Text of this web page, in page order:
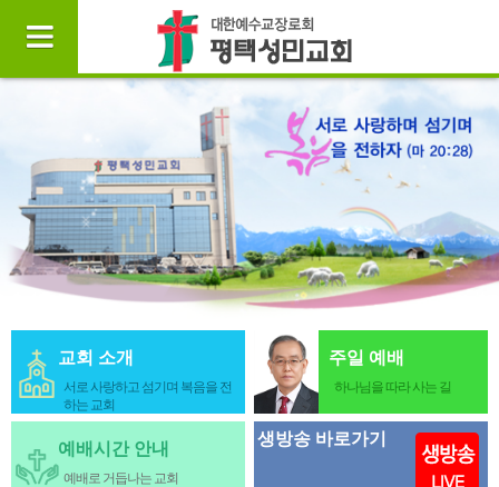
교회 소개
서로 사랑하고 섬기며 복음을 전
하는 교회
주일 예배
하나님을 따라 사는 길
예배시간 안내
예배로 거듭나는 교회
생방송 바로가기